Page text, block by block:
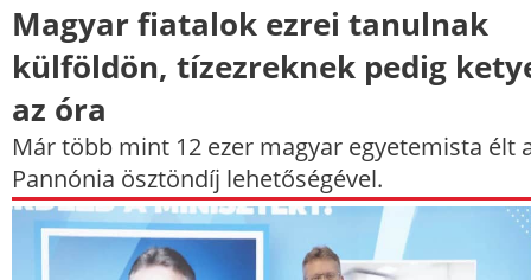
Magyar fiatalok ezrei tanulnak
külföldön, tízezreknek pedig
az óra
Már több mint 12 ezer magyar egyetemista élt
Pannónia ösztöndíj lehetőségével.